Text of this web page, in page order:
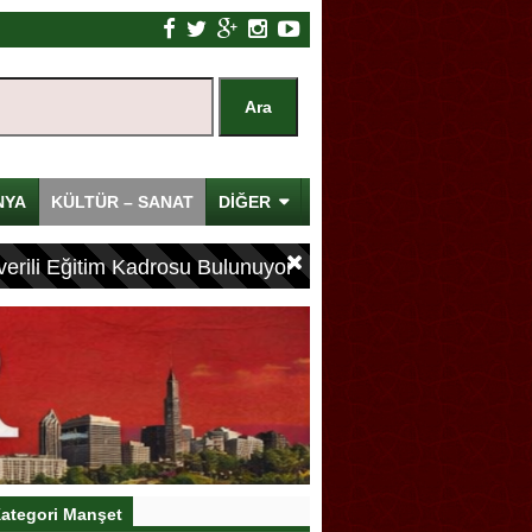
KÜLTÜR – SANAT DİĞER
Eğitim Kadrosu Bulunuyor
Manşet